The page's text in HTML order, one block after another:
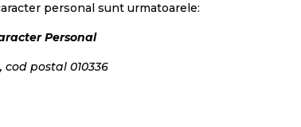
personal sunt urmatoarele:
Personal
cod postal 010336